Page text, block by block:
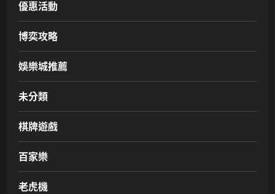
優惠活動
博奕攻略
娛樂城推薦
未分類
棋牌遊戲
百家樂
老虎機